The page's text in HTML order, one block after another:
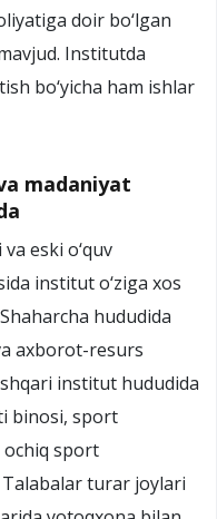
doir bо‘lgan
Institutda
bо‘yicha ham ishlar
madaniyat
eski о‘quv
institut о‘ziga xos
hududida
axborot-resurs
institut hududida
binosi, sport
ochiq sport
turar joylari